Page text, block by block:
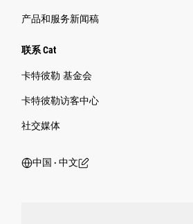
产品和服务新闻稿
联系 Cat
卡特彼勒 基金会
卡特彼勒访客中心
社交媒体
中国 ‧ 中文